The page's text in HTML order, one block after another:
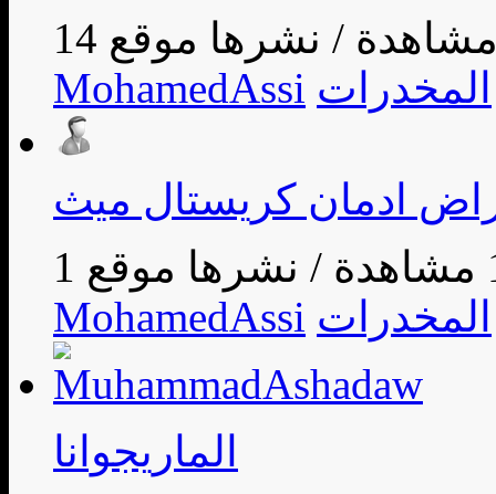
/
MohamedAssi المخدرات
ادمان كريستال ميث
/
MohamedAssi المخدرات
الماريجوانا